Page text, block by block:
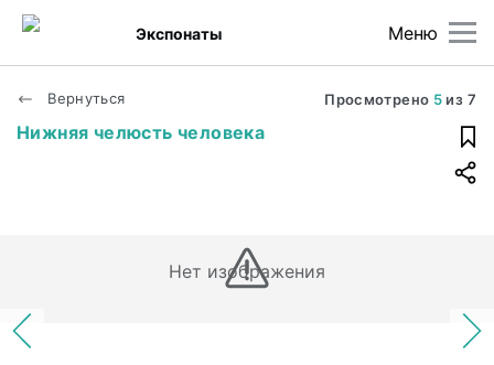
Меню
Экспонаты
Вернуться Просмотрено 5из 7
Нижняя челюсть человека
Нет изображения